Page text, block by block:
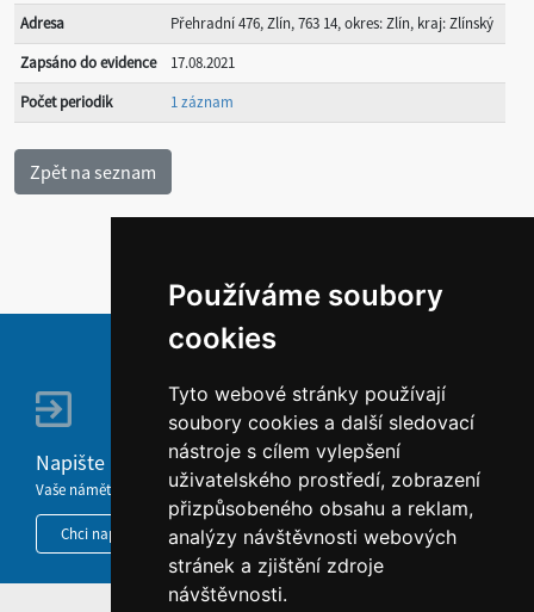
Používáme soubory
cookies
Tyto webové stránky používají
soubory cookies a další sledovací
nástroje s cílem vylepšení
uživatelského prostředí, zobrazení
přizpůsobeného obsahu a reklam,
analýzy návštěvnosti webových
stránek a zjištění zdroje
návštěvnosti.
Adresa
Přehradní 476, Zlín, 763 14, okres: Zlín, kraj: Zlínský
Zapsáno do evidence
17.08.2021
Počet periodik
1 záznam
Napište nám
Vaše náměty, komentáře, připomínky a dotazy nezůstanou bez odezvy.
Chci napsat MKČR